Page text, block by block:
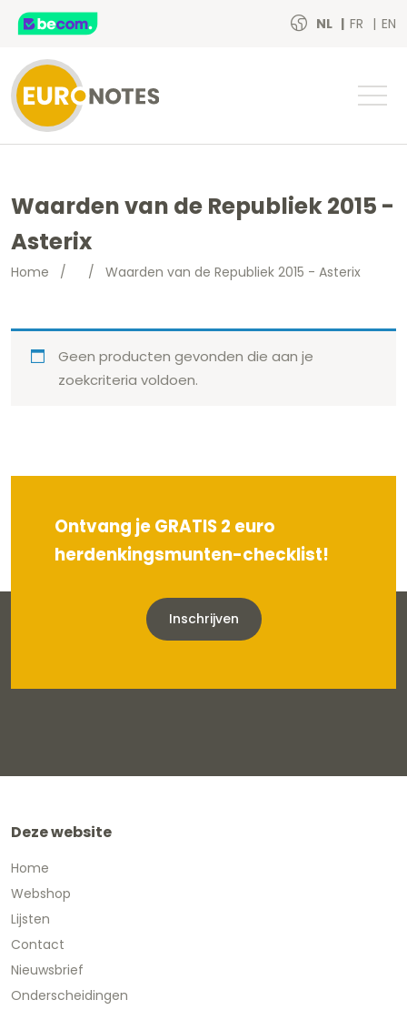
NL FR EN
Waarden van de Republiek 2015 -
Asterix
Home / / Waarden van de Republiek 2015 - Asterix
Geen producten gevonden die aan je
zoekcriteria voldoen.
Ontvang je GRATIS 2 euro
herdenkingsmunten-checklist!
Inschrijven
Deze website
Home
Webshop
Lijsten
Contact
Nieuwsbrief
Onderscheidingen